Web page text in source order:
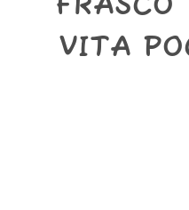
VITA